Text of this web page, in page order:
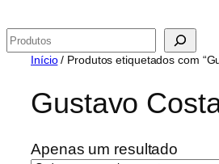
Pesquisar
Início/ Produtos etiquetados com
Gustavo
Apenas um resultado